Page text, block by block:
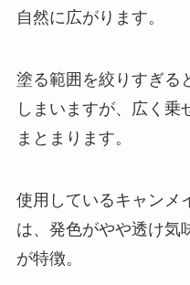
自然に広がります。
塗る範囲を絞りすぎる
しまいますが、広く乗
まとまります。
使用しているキャンメ
は、発色がやや透け気
が特徴。